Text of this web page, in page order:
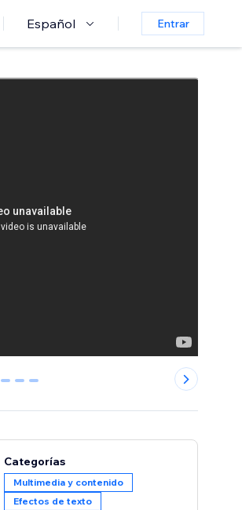
Español Entrar
1 2 3
Categorías
Multimedia y contenido
Efectos de texto